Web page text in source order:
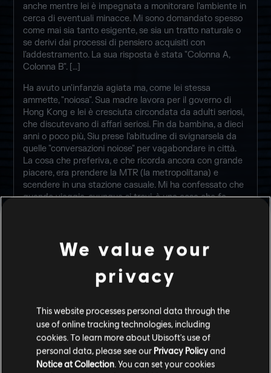
anche mentre lei è impegnata a monitorare l'ambiente in
cerca di eventuali minacce. Mi sono domandato spesso
come mai sia tanto esigente, se sia un tratto naturale o
se derivi dai processi di pensiero acquisiti con
l'addestramento. La sua risposta è stata "Colonna A,
Colonna B". […]
Ha avuto un'infanzia agiata ma, come lei stessa
ammette, "noiosa". Sua madre lavora per il governo di
Hong Kong e lei è cresciuta circondata da adulti seriosi,
che discutevano di affari seriosi. Fin da bambina, a dieci
anni o poco più, Siu prese l'abitudine di svignarsela da
quelle "conversazioni noiose" per vagabondare in città.
La cosa che preferiva, e che ricorda ancora con grande
piacere, era prendere la MTR (la metropolitana) e
scendere in una stazione casuale. Mi ha confessato che
quando viaggia, ovunque si trovi, è una cosa che fa
È un peccato che questo spirito d'avventura non si
rifletta nel suo fascicolo ufficiale. Grazie alla nostra
conversazione ho capito che Siu ha una passione
all'idea di operazioni congiunte ed è spesso una dei
primi a offrirsi volontaria.
Totalmente dedita alla sua carriera e al suo ruolo nelle
forze dell'ordine, il suo impegno è praticamente
We value your
privacy
This website processes personal data through the
use of online tracking technologies, including
cookies. To learn more about Ubisoft's use of
personal data, please see our Privacy Policyand
Notice at Collection. You can set your cookies